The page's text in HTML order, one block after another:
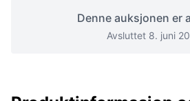
Denne auksjonen er
Avsluttet 8. juni